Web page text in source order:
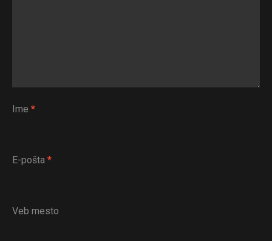
Ime *
E-pošta *
Veb mesto